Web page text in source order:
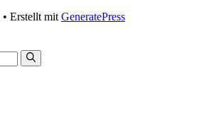
• Erstellt mit GeneratePress